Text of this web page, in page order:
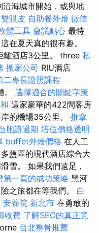
海城市開始，或與地
雙眼皮 自助餐外燴 徵信
體工具 會議點心 最特
在夏天真的很有趣。
離酒店3公里。 three 私
搬家公司 RIU酒店
二專長證照課程
。 選擇適合的關鍵字策
這家豪華的422間客房
的機場35公里。 推拿
胞證過期 塔位價格透明
buffet外燴價格 在人工
鹽區的現代酒店綜合大
雪。 如果我們遠足，
第一頁的成功策略 黑河
之旅都在等我們。 白
安養院 新北市 在勇敢的
收費 了解SEO的真正意
台北整骨推薦